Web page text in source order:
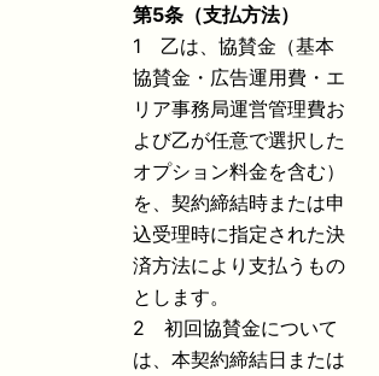
第5条（支払方法）
1 乙は、協賛金（基本
協賛金・広告運用費・エ
リア事務局運営管理費お
よび乙が任意で選択した
オプション料金を含む）
を、契約締結時または申
込受理時に指定された決
済方法により支払うもの
とします。
2 初回協賛金について
は、本契約締結日または